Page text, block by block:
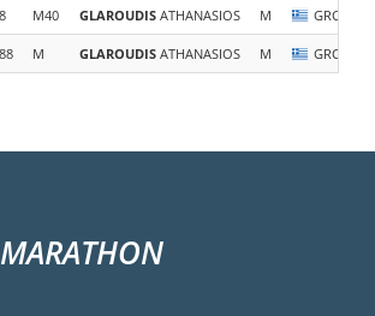
M40 GLAROUDIS ATHANASIOS M GRC
M GLAROUDIS ATHANASIOS M GRC